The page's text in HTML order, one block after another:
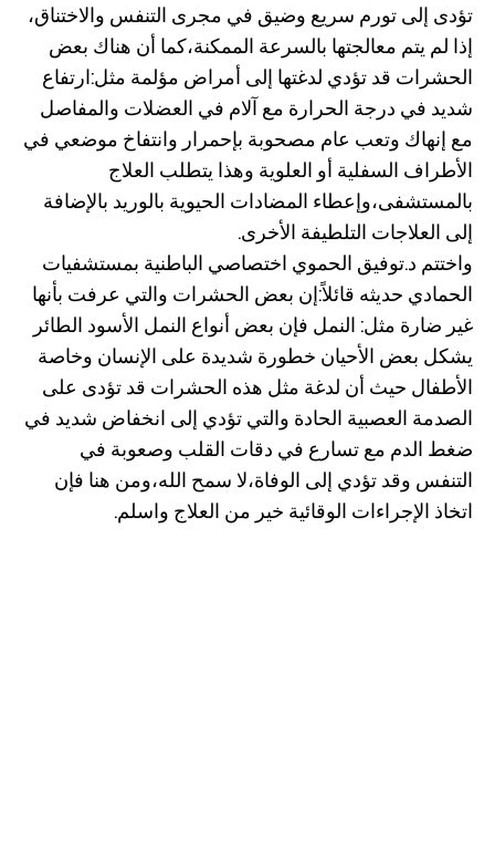
تؤدى إلى تورم سريع وضيق في مجرى التنفس والاختناق،
إذا لم يتم معالجتها بالسرعة الممكنة،كما أن هناك بعض
الحشرات قد تؤدي لدغتها إلى أمراض مؤلمة مثل:ارتفاع
شديد في درجة الحرارة مع آلام في العضلات والمفاصل
مع إنهاك وتعب عام مصحوبة بإحمرار وانتفاخ موضعي في
الأطراف السفلية أو العلوية وهذا يتطلب العلاج
بالمستشفى،وإعطاء المضادات الحيوية بالوريد بالإضافة
إلى العلاجات التلطيفة الأخرى.
واختتم د.توفيق الحموي اختصاصي الباطنية بمستشفيات
الحمادي حديثه قائلاً:إن بعض الحشرات والتي عرفت بأنها
غير ضارة مثل: النمل فإن بعض أنواع النمل الأسود الطائر
يشكل بعض الأحيان خطورة شديدة على الإنسان وخاصة
الأطفال حيث أن لدغة مثل هذه الحشرات قد تؤدى على
الصدمة العصبية الحادة والتي تؤدي إلى انخفاض شدید في
ضغط الدم مع تسارع في دقات القلب وصعوبة في
التنفس وقد تؤدي إلى الوفاة،لا سمح الله،ومن هنا فإن
اتخاذ الإجراءات الوقائية خير من العلاج واسلم.